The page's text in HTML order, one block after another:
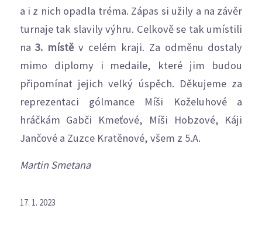
a i z nich opadla tréma. Zápas si užily a na závěr
turnaje tak slavily výhru. Celkově se tak umístili
na3. místěv celém kraji. Za odměnu dostaly
mimo diplomy i medaile, které jim budou
připomínat jejich velký úspěch. Děkujeme za
reprezentaci gólmance Míši Koželuhové a
hráčkám Gabči Kmeťové, Míši Hobzové, Káji
Jančové a Zuzce Kratěnové, všem z 5.A.
Martin Smetana
17. 1. 2023